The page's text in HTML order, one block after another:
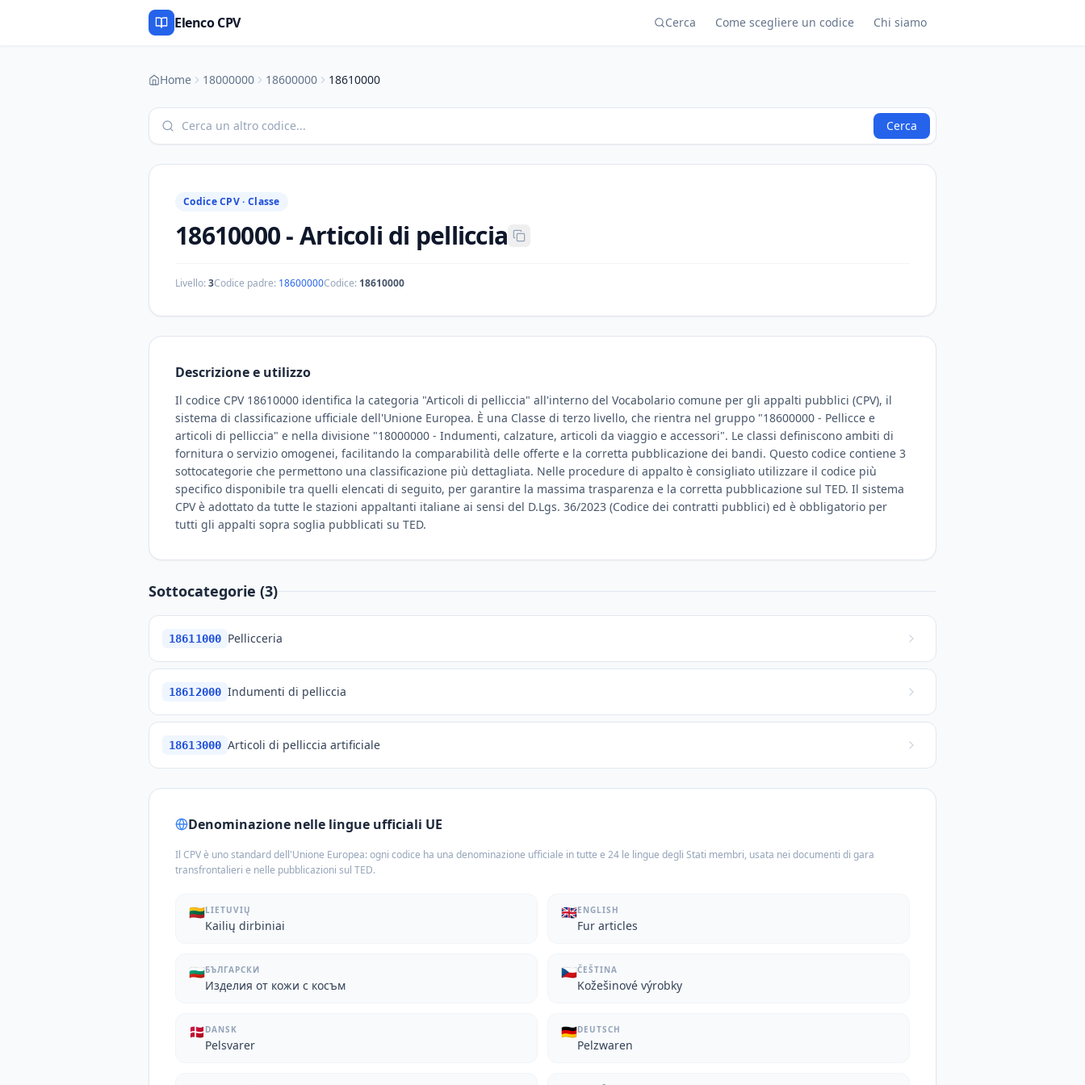
Elenco CPV Cerca Come scegliere un codice Chi siamo
Home 18000000 18600000 18610000
Cerca
Codice CPV · Classe
18610000-Articoli di pelliccia
Livello:3Codice padre: 18600000Codice: 18610000
Descrizione e utilizzo
Il codice CPV 18610000 identifica la categoria "Articoli di pelliccia" all'interno del Vocabolario comune per gli appalti pubblici (CPV), il
sistema di classificazione ufficiale dell'Unione Europea. È una Classe di terzo livello, che rientra nel gruppo "18600000 - Pellicce e
articoli di pelliccia" e nella divisione "18000000 - Indumenti, calzature, articoli da viaggio e accessori". Le classi definiscono ambiti di
fornitura o servizio omogenei, facilitando la comparabilità delle offerte e la corretta pubblicazione dei bandi. Questo codice contiene 3
sottocategorie che permettono una classificazione più dettagliata. Nelle procedure di appalto è consigliato utilizzare il codice più
specifico disponibile tra quelli elencati di seguito, per garantire la massima trasparenza e la corretta pubblicazione sul TED. Il sistema
CPV è adottato da tutte le stazioni appaltanti italiane ai sensi del D.Lgs. 36/2023 (Codice dei contratti pubblici) ed è obbligatorio per
tutti gli appalti sopra soglia pubblicati su TED.
Sottocategorie (3)
18611000 Pellicceria
18612000 Indumenti di pelliccia
18613000 Articoli di pelliccia artificiale
Denominazione nelle lingue ufficiali UE
Il CPV è uno standard dell'Unione Europea: ogni codice ha una denominazione ufficiale in tutte e 24 le lingue degli Stati membri, usata nei documenti di gara
transfrontalieri e nelle pubblicazioni sul TED.
🇱🇹LIETUVIŲ
Kailių dirbiniai
🇬🇧ENGLISH
Fur articles
🇧🇬БЪЛГАРСКИ
Изделия от кожи с косъм
🇨🇿ČEŠTINA
Kožešinové výrobky
🇩🇰 DANSK
Pelsvarer
🇩🇪DEUTSCH
Pelzwaren